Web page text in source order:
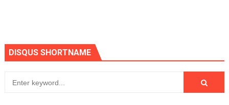
DISQUS SHORTNAME